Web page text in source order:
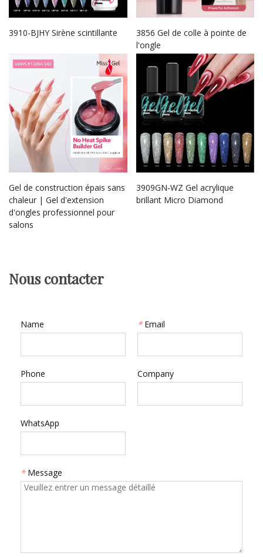
3910-BJHY Sirène scintillante
3856 Gel de colle à pointe de
l'ongle
Gel de construction épais sans
chaleur | Gel d'extension
d'ongles professionnel pour
salons
3909GN-WZ Gel acrylique
brillant Micro Diamond
Nous contacter
Name * Email
Phone Company
WhatsApp
* Message